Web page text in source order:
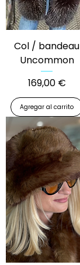
Col / bandeau
Uncommon
Precio
169,00 €
Agregar al carrito